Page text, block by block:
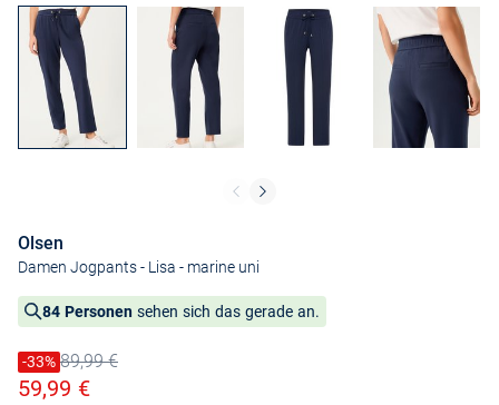
Olsen
Damen Jogpants - Lisa - marine uni
84 Personen sehen sich das gerade an.
Preis reduziert um
-33%
Alter Preis89,99 €
Ermäßigter Preis
59,99 €